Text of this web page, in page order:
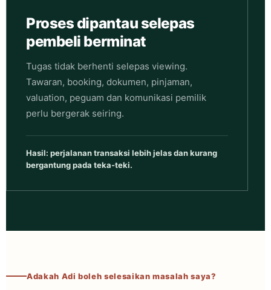
Proses dipantau selepas
pembeli berminat
Tugas tidak berhenti selepas viewing.
Tawaran, booking, dokumen, pinjaman,
valuation, peguam dan komunikasi pemilik
perlu bergerak seiring.
Hasil: perjalanan transaksi lebih jelas dan kurang
bergantung pada teka-teki.
Adakah Adi boleh selesaikan masalah saya?